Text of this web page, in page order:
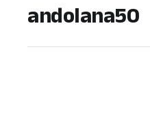
andolana50